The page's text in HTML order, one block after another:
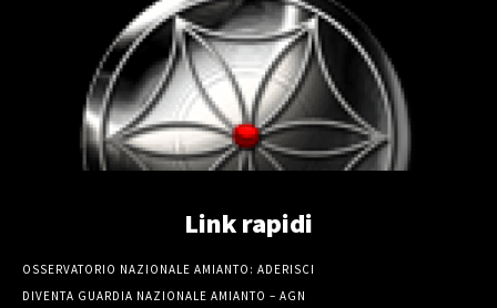
Link rapidi
OSSERVATORIO NAZIONALE AMIANTO: ADERISCI
DIVENTA GUARDIA NAZIONALE AMIANTO – AGN